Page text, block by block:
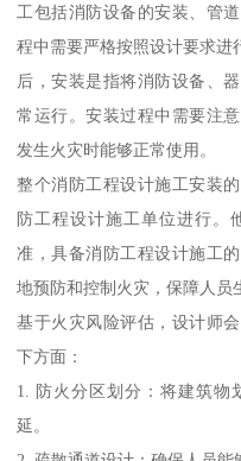
工包括消防设备的安装、管
程中需要严格按照设计要求进
后，安装是指将消防设备、
常运行。安装过程中需要注
发生火灾时能够正常使用。
整个消防工程设计施工安装
防工程设计施工单位进行。
准，具备消防工程设计施工
地预防和控制火灾，保障人员
基于火灾风险评估，设计师
下方面：
1. 防火分区划分：将建筑物
延。